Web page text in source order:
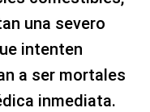
una severo
intenten
a ser mortales
inmediata.